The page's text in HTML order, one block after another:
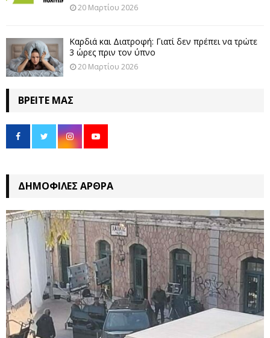
20 Μαρτίου 2026
Καρδιά και Διατροφή: Γιατί δεν πρέπει να τρώτε
3 ώρες πριν τον ύπνο
20 Μαρτίου 2026
ΒΡΕΊΤΕ ΜΑΣ
ΔΗΜΟΦΙΛΈΣ ΆΡΘΡΑ